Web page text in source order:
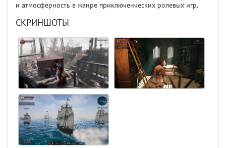
и атмосферность в жанре приключенческих ролевых игр.
СКРИНШОТЫ